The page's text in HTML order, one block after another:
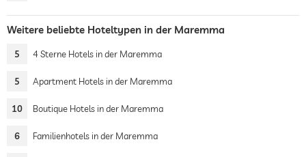
Weitere beliebte Hoteltypen in der Maremma
5 4 Sterne Hotels in der Maremma
5 Apartment Hotels in der Maremma
10 Boutique Hotels in der Maremma
6 Familienhotels in der Maremma